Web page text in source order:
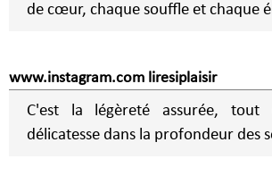
de cœur, chaque souffle et chaque
www.instagram.com liresiplaisir
C'est la légèreté assurée,
délicatesse dans la profondeur des